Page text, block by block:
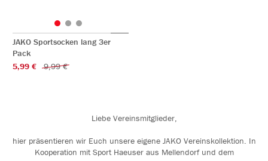
JAKO Sportsocken lang 3er
Pack
5,99 €
9,99 €
Liebe Vereinsmitglieder,
hier präsentieren wir Euch unsere eigene JAKO Vereinskollektion. In
Kooperation mit Sport Haeuser aus Mellendorf und dem